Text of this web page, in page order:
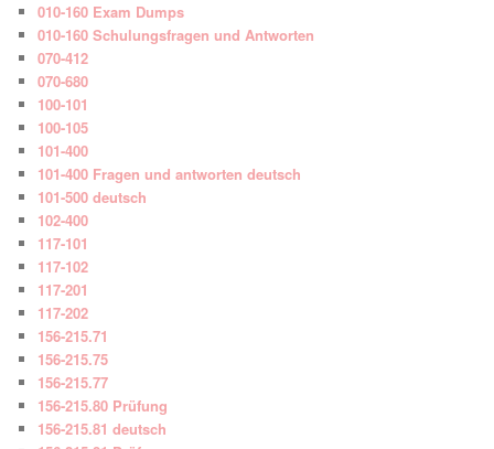
010-160 Exam Dumps
010-160 Schulungsfragen und Antworten
070-412
070-680
100-101
100-105
101-400
101-400 Fragen und antworten deutsch
101-500 deutsch
102-400
117-101
117-102
117-201
117-202
156-215.71
156-215.75
156-215.77
156-215.80 Prüfung
156-215.81 deutsch